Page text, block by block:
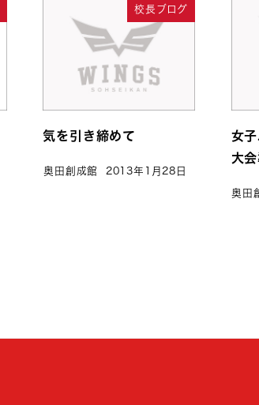
校長ブログ
気を引き締めて
奥田創成館 2013年1月28日
女
大
奥田